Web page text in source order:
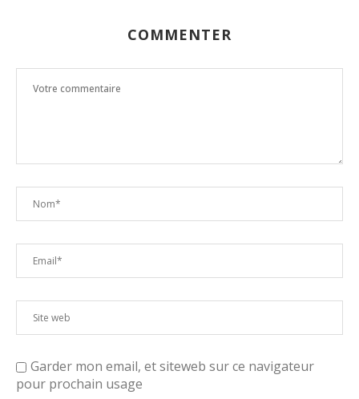
COMMENTER
Garder mon email, et siteweb sur ce navigateur
pour prochain usage